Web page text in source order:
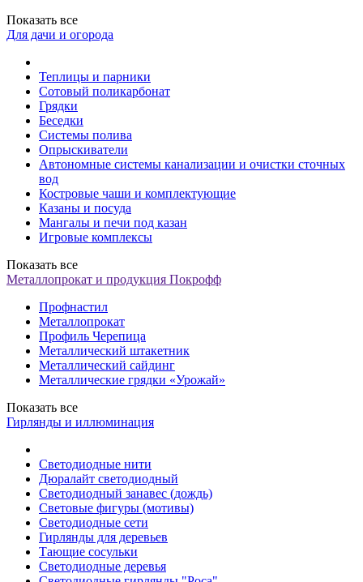
Показать все
Для дачи и огорода
Теплицы и парники
Сотовый поликарбонат
Грядки
Беседки
Системы полива
Опрыскиватели
Автономные системы канализации и очистки сточных
вод
Костровые чаши и комплектующие
Казаны и посуда
Мангалы и печи под казан
Игровые комплексы
Показать все
Металлопрокат и продукция Покрофф
Профнастил
Металлопрокат
Профиль Черепица
Металлический штакетник
Металлический сайдинг
Металлические грядки «Урожай»
Показать все
Гирлянды и иллюминация
Светодиодные нити
Дюралайт светодиодный
Светодиодный занавес (дождь)
Световые фигуры (мотивы)
Светодиодные сети
Гирлянды для деревьев
Тающие сосульки
Светодиодные деревья